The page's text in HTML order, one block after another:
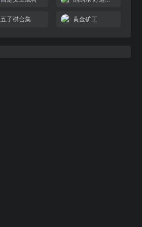
五子棋合集 黄金矿工